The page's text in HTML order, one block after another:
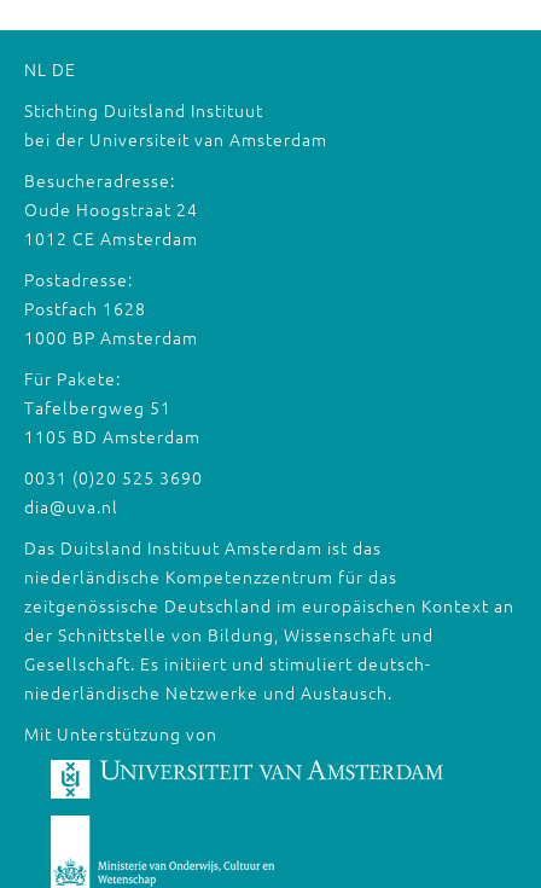
NL DE
Stichting Duitsland Instituut
bei der Universiteit van Amsterdam
Besucheradresse:
Oude Hoogstraat 24
1012 CE Amsterdam
Postadresse:
Postfach 1628
1000 BP Amsterdam
Für Pakete:
Tafelbergweg 51
1105 BD Amsterdam
0031 (0)20 525 3690
dia@uva.nl
Das Duitsland Instituut Amsterdam ist das
niederländische Kompetenzzentrum für das
zeitgenössische Deutschland im europäischen Kontext an
der Schnittstelle von Bildung, Wissenschaft und
Gesellschaft. Es initiiert und stimuliert deutsch-
niederländische Netzwerke und Austausch.
Mit Unterstützung von